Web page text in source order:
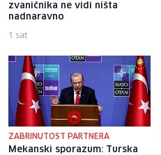
zvaničnika ne vidi ništa
nadnaravno
1 sat
ZABRINUTOST PARTNERA
Mekanski sporazum: Turska